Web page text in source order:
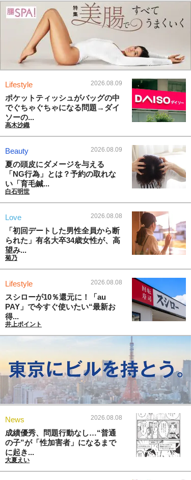
Lifestyle 2026.08.09
ポケットティッシュがバッグの中
でぐちゃぐちゃになる問題→ダイ
ソーの...
高木沙織
Beauty 2026.08.09
夏の頭皮にダメージを与える
「NG行為」とは？予約の取れな
い「育毛鍼...
白石明世
Love 2026.08.08
「初回デートした男性全員から断
られた」有名大卒34歳女性が、高
望み...
菊乃
Lifestyle 2026.08.08
スシローが10％還元に！「au
PAY」で今すぐ使いたい“最新お
得...
井上ポイント
News 2026.08.08
成績優秀、問題行動なし…“普通
の子”が「性加害者」になるまで
に起き...
大夏えい